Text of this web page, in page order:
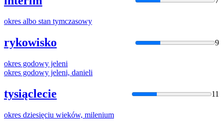
okres albo stan tymczasowy
rykowisko 9
okres godowy jeleni
okres godowy jeleni, danieli
tysiąclecie 11
okres dziesięciu wieków, milenium